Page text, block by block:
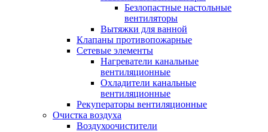
Безлопастные настольные
вентиляторы
Вытяжки для ванной
Клапаны противопожарные
Сетевые элементы
Нагреватели канальные
вентиляционные
Охладители канальные
вентиляционные
Рекуператоры вентиляционные
Очистка воздуха
Воздухоочистители